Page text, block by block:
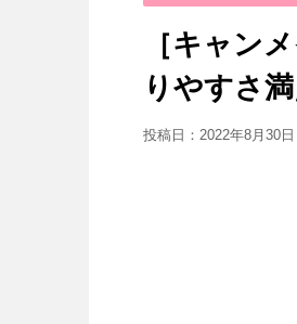
［キャン
りやすさ
投稿日： 2022年8月30日